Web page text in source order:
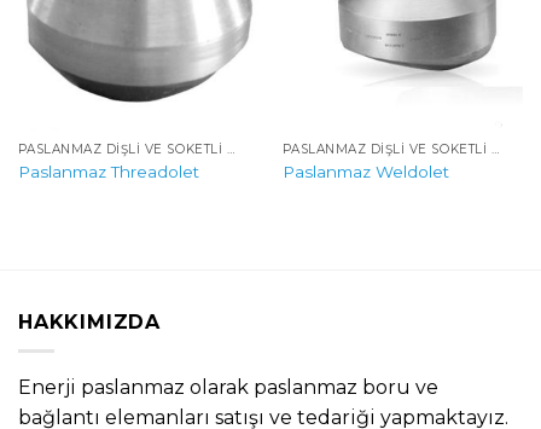
PASLANMAZ DIŞLI VE SOKETLI YÜKSEK BASINÇLI FITTINGS
Paslanmaz Threadolet
PASLANMAZ DIŞLI VE SOKETLI YÜKSEK BASINÇLI FITTINGS
Paslanmaz Weldolet
HAKKIMIZDA
Enerji paslanmaz olarak paslanmaz boru ve
bağlantı elemanları satışı ve tedariği yapmaktayız.